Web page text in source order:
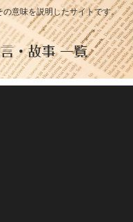
意味を説明したサイトです。